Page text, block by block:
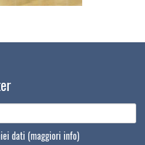
dati (maggiori info)